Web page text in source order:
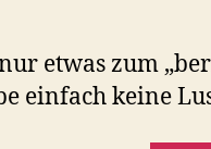
etwas zum
einfach keine